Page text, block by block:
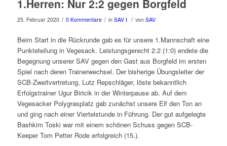
1.Herren: Nur 2:2 gegen Borgfeld
25. Februar 2020 / 0 Kommentare / in SAV I / von SAV
Beim Start in die Rückrunde gab es für unsere 1.Mannschaft eine
Punkteteilung in Vegesack. Leistungsgerecht 2:2 (1:0) endete die
Begegnung unserer SAV gegen den Gast aus Borgfeld im ersten
Spiel nach deren Trainerwechsel. Der bisherige Übungsleiter der
SCB-Zweitvertretung, Lutz Repschläger, löste bekanntlich
Erfolgstrainer Ugur Biricik in der Winterpause ab. Auf dem
Vegesacker Polygrasplatz gab zunächst unsere Elf den Ton an
und ging nach einer Viertelstunde in Führung. Der gut aufgelegte
Bashkim Toski war mit einem schönen Schuss gegen SCB-
Keeper Tom Petter Rode erfolgreich (15.).